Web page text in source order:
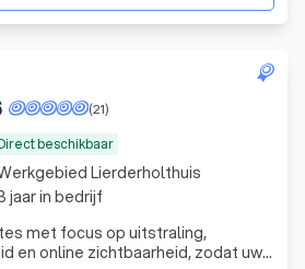
beschikbaar
(21)
met focus op uitstraling,
en online zichtbaarheid, zodat uw
Lierderholthuis
jaar in bedrijf